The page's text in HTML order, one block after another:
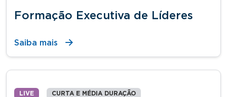
Formação Executiva de Líderes
Saiba mais
LIVE CURTA E MÉDIA DURAÇÃO